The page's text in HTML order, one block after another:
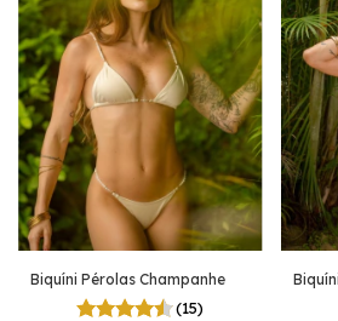
Biquíni Pérolas Champanhe
(15)